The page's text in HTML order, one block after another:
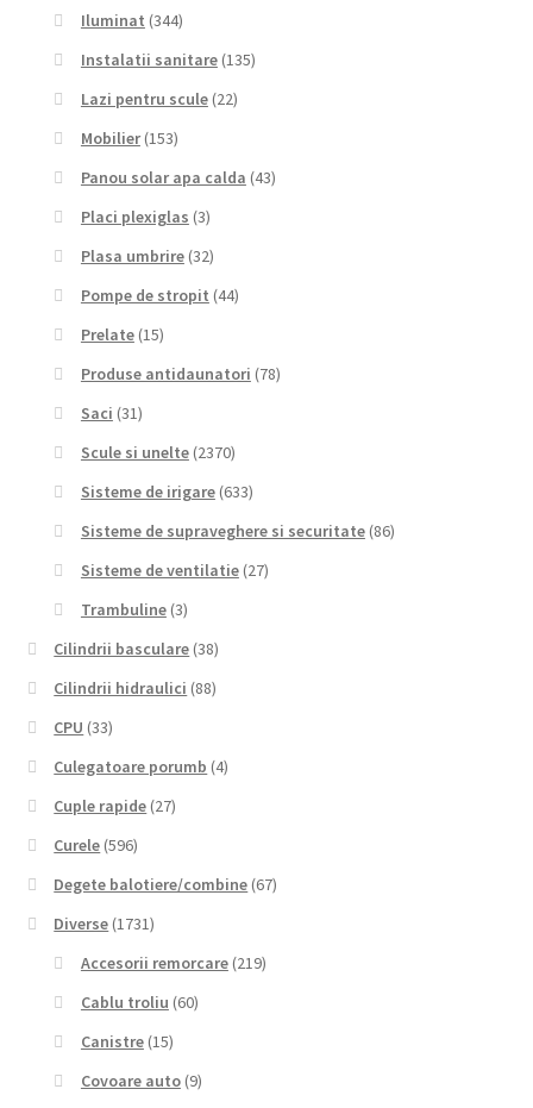
Iluminat (344)
Instalatii sanitare (135)
Lazi pentru scule (22)
Mobilier (153)
Panou solar apa calda (43)
Placi plexiglas (3)
Plasa umbrire (32)
Pompe de stropit (44)
Prelate (15)
Produse antidaunatori (78)
Saci (31)
Scule si unelte (2370)
Sisteme de irigare (633)
Sisteme de supraveghere si securitate (86)
Sisteme de ventilatie (27)
Trambuline (3)
Cilindrii basculare (38)
Cilindrii hidraulici (88)
CPU (33)
Culegatoare porumb (4)
Cuple rapide (27)
Curele (596)
Degete balotiere/combine (67)
Diverse (1731)
Accesorii remorcare (219)
Cablu troliu (60)
Canistre (15)
Covoare auto (9)